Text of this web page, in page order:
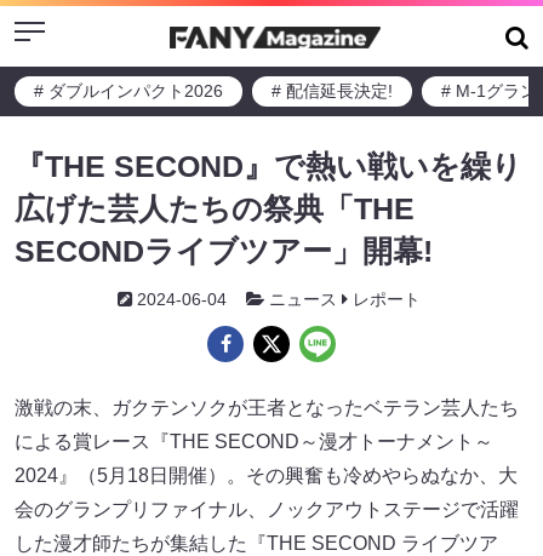
Menu
# ダブルインパクト2026 # 配信延長決定! # M-1グラン
『THE SECOND』で熱い戦いを繰り
広げた芸人たちの祭典「THE
SECONDライブツアー」開幕!
2024-06-04 ニュース レポート
激戦の末、ガクテンソクが王者となったベテラン芸人たち
による賞レース『THE SECOND～漫才トーナメント～
2024』（5月18日開催）。その興奮も冷めやらぬなか、大
会のグランプリファイナル、ノックアウトステージで活躍
した漫才師たちが集結した『THE SECOND ライブツア